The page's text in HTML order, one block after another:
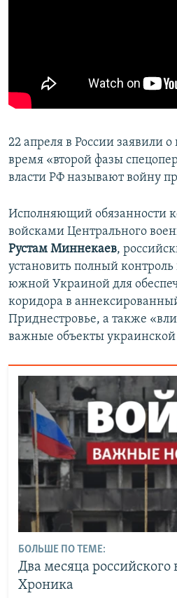
22 апреля в России заявили
время «второй фазы
власти РФ называют войну
Исполняющий обязанности
войсками Центрального
Рустам Миннекаев,
установить полный
южной Украиной для
коридора в
Приднестровье, а также
важные объекты
БОЛЬШЕ ПО ТЕМЕ:
Два месяца российского
Хроника